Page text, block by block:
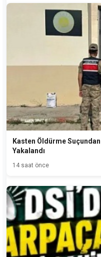
Kasten Öldürme
Yakalandı
14 saat önce